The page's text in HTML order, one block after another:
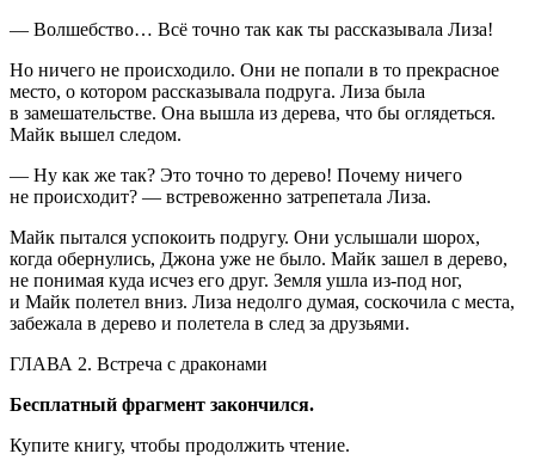
— Волшебство… Всё точно так как ты рассказывала Лиза!
Но ничего не происходило. Они не попали в то прекрасное
место, о котором рассказывала подруга. Лиза была
в замешательстве. Она вышла из дерева, что бы оглядеться.
Майк вышел следом.
— Ну как же так? Это точно то дерево! Почему ничего
не происходит? — встревоженно затрепетала Лиза.
Майк пытался успокоить подругу. Они услышали шорох,
когда обернулись, Джона уже не было. Майк зашел в дерево,
не понимая куда исчез его друг. Земля ушла из-под ног,
и Майк полетел вниз. Лиза недолго думая, соскочила с места,
забежала в дерево и полетела в след за друзьями.
ГЛАВА 2. Встреча с драконами
Бесплатный фрагмент закончился.
Купите книгу, чтобы продолжить чтение.